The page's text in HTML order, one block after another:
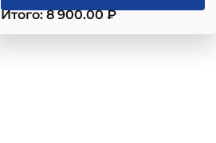
Итого: 8 900.00 ₽